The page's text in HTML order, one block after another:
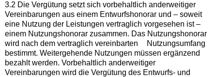
3.2 Die Vergütung setzt sich vorbehaltlich anderweitiger
Vereinbarungen aus einem Entwurfshonorar und – soweit
eine Nutzung der Leistungen vertraglich vorgesehen ist –
einem Nutzungshonorar zusammen. Das Nutzungshonorar
wird nach dem vertraglich vereinbarten Nutzungsumfang
bestimmt. Weitergehende Nutzungen müssen ergänzend
bezahlt werden. Vorbehaltlich anderweitiger
Vereinbarungen wird die Vergütung des Entwurfs- und